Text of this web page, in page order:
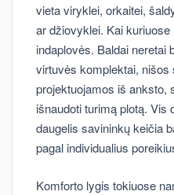
vieta viryklei, orkaitei,
ar džiovyklei. Kai
indaplovės. Baldai neretai
virtuvės komplektai, nišos
projektuojamos iš anksto,
išnaudoti turimą plotą. Vis
daugelis savininkų keičia
pagal individualius
Komforto lygis tokiuose